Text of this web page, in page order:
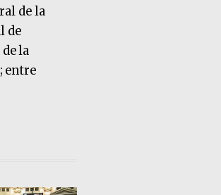
de la
de
la
entre